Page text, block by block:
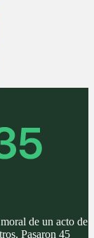
de un acto de
Pasaron 45